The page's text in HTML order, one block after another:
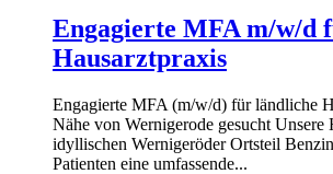
Engagierte MFA m/w/d
Hausarztpraxis
Engagierte MFA (m/w/d) für ländliche
Nähe von Wernigerode gesucht Unsere
idyllischen Wernigeröder Ortsteil
Patienten eine umfassende...